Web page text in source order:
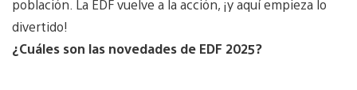
población. La EDF vuelve a la acción, ¡y aquí empieza lo
divertido!
¿Cuáles son las novedades de EDF 2025?